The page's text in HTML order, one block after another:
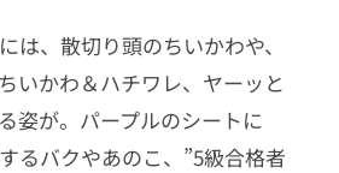
は、散切り頭のちいかわや、
いかわ＆ハチワレ、ヤーッと
姿が。パープルのシートに
るバクやあのこ、”5級合格者